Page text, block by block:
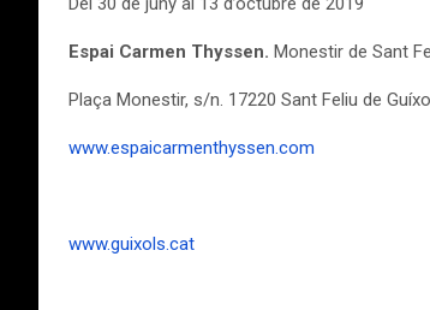
Espai Carmen Thyssen. Monestir de Sant
Plaça Monestir, s/n. 17220 Sant Feliu de
www.espaicarmenthyssen.com
www.guixols.cat